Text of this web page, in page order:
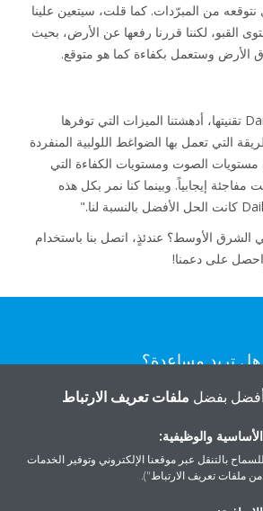
نتوقعه من المبرّدات. كما قلت، سيتعين علينا
القبو، لكننا قررنا رفعها عن الأرض، بحيث
الأرض وستعمل بكفاءة كما هو متوقع.
[…] عندما قدمت لنا Daikin تقنيتها، أدهشتنا الميزات التي توفرها
التي تعمل بها الضواغط اللولبية المنفردة
مستويات الصوت ومستويات الكفاءة التي
مفاجئة إيجابياً. وبينما كنا نمر بكل هذه
الأوسط؟ عندئذٍ، اتصل بنا باستخدام
واحصل على دعمنا!
هل تريد مساعدة؟
بفضل ملفات تعريف الارتباط
والوظيفية:
بالتنقل عبر موقعنا الإلكتروني وتوفير الخدمات
ملفات تعريف الارتباط").